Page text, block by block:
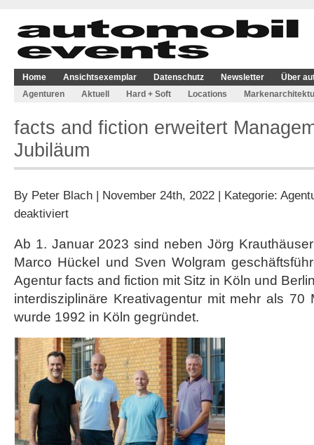
Home Ansichtsexemplar Datenschutz Newsletter
Über
Agenturen
Aktuell Hard + Soft Locations
facts and fiction erweitert
Jubiläum
By Peter Blach | November 24th, 2022 | Kategorie:
deaktiviertfür
fiction
erweitert
und
feiert
Jubiläum
Ab 1. Januar 2023 sind neben Jörg
Marco Hückel und Sven Wolgram
Agentur facts and fiction mit Sitz in Köln und
interdisziplinäre Kreativagentur mit mehr als 70
wurde 1992 in Köln gegründet.